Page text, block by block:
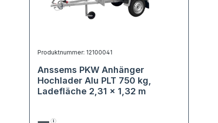
Produktnummer: 12100041
Anssems PKW Anhänger
Hochlader Alu PLT 750 kg,
Ladefläche 2,31 x 1,32 m